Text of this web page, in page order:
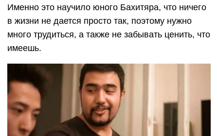
Именно это научило юного Бахитяра, что ничего
в жизни не дается просто так, поэтому нужно
много трудиться, а также не забывать ценить, что
имеешь.